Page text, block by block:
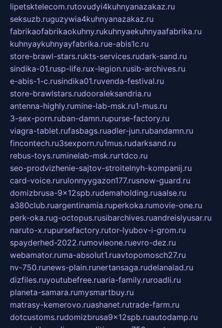
lipetsktelecom.rutovudyi4kuhnyanazakaz.ru
seksuzb.ruguzywia4kuhnyanazakaz.ru
fabrikaofabrikaokuhny.rukuhnyaekuhnyaafabrika.ru
kuhnyaykuhnyayfabrika.rue-abis1c.ru
store-brawl-stars.rukts-services.rudark-sand.ru
sindika-01.rusp-life.rux-legion.rusib-archives.ru
e-abis-1-c.rusindika01.ruvenda-festival.ru
store-brawlstars.rudooraleksandria.ru
antenna-highly.rumine-lab-msk.ru1-mus.ru
3-sex-porn.ruban-damn.rupurse-factory.ru
viagra-tablet.rufasbags.ruadler-jun.rubandamn.ru
fincontech.ru3sexporn.ru1mus.rudarksand.ru
rebus-toys.ruminelab-msk.rurtdco.ru
seo-prodvizhenie-sajtov-stroitelnyh-kompanij.ru
card-voice.rurulonnyygazon177.rusnow-guard.ru
domizbrusa-9x12spb.rudemaholding.ruaalse.ru
a380club.ruargentinamia.ruperkoka.rumovie-one.ru
perk-oka.rug-octopus.rusibarchives.ruandreislyusar.ru
naruto-x.rupursefactory.rutor-lyubov-i-grom.ru
spayderhed-2022.rumovieone.ruevro-dez.ru
webamator.ruma-absolut1.ruavtopomosch27.ru
nv-750.runews-plain.runertansaga.rudelanalad.ru
dizfiles.ruyoutubefree.ruaria-family.ruroadli.ru
planeta-samara.rumysmartbuy.ru
matrasy-kemerovo.ruashanet.rutrade-farm.ru
dotcustoms.rudomizbrusa9x12spb.ruautodamp.ru